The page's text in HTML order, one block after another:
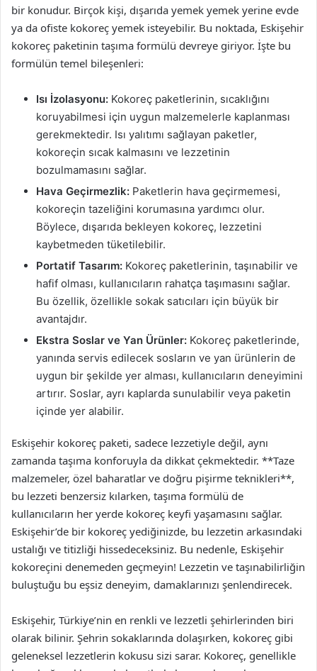
bir konudur. Birçok kişi, dışarıda yemek yemek yerine evde
ya da ofiste kokoreç yemek isteyebilir. Bu noktada, Eskişehir
kokoreç paketinin taşıma formülü devreye giriyor. İşte bu
formülün temel bileşenleri:
Isı İzolasyonu: Kokoreç paketlerinin, sıcaklığını
koruyabilmesi için uygun malzemelerle kaplanması
gerekmektedir. Isı yalıtımı sağlayan paketler,
kokoreçin sıcak kalmasını ve lezzetinin
bozulmamasını sağlar.
Hava Geçirmezlik: Paketlerin hava geçirmemesi,
kokoreçin tazeliğini korumasına yardımcı olur.
Böylece, dışarıda bekleyen kokoreç, lezzetini
kaybetmeden tüketilebilir.
Portatif Tasarım: Kokoreç paketlerinin, taşınabilir ve
hafif olması, kullanıcıların rahatça taşımasını sağlar.
Bu özellik, özellikle sokak satıcıları için büyük bir
avantajdır.
Ekstra Soslar ve Yan Ürünler: Kokoreç paketlerinde,
yanında servis edilecek sosların ve yan ürünlerin de
uygun bir şekilde yer alması, kullanıcıların deneyimini
artırır. Soslar, ayrı kaplarda sunulabilir veya paketin
içinde yer alabilir.
Eskişehir kokoreç paketi, sadece lezzetiyle değil, aynı
zamanda taşıma konforuyla da dikkat çekmektedir. **Taze
malzemeler, özel baharatlar ve doğru pişirme teknikleri**,
bu lezzeti benzersiz kılarken, taşıma formülü de
kullanıcıların her yerde kokoreç keyfi yaşamasını sağlar.
Eskişehir’de bir kokoreç yediğinizde, bu lezzetin arkasındaki
ustalığı ve titizliği hissedeceksiniz. Bu nedenle, Eskişehir
kokoreçini denemeden geçmeyin! Lezzetin ve taşınabilirliğin
buluştuğu bu eşsiz deneyim, damaklarınızı şenlendirecek.
Eskişehir, Türkiye’nin en renkli ve lezzetli şehirlerinden biri
olarak bilinir. Şehrin sokaklarında dolaşırken, kokoreç gibi
geleneksel lezzetlerin kokusu sizi sarar. Kokoreç, genellikle